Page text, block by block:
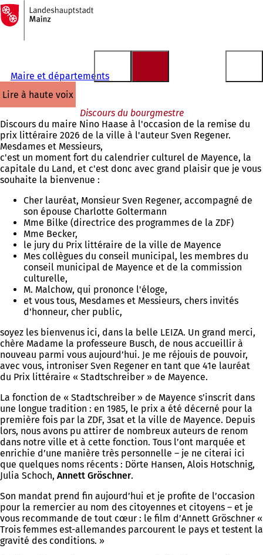
Accéder au contenu
Vers
la
page
d'accueil
Maire et départements
lire à haute voix
Discours du bourgmestre
Discours du maire Nino Haase à l'occasion de la remise du
prix littéraire 2026 de la ville à l'auteur Sven Regener.
Mesdames et Messieurs,
c'est un moment fort du calendrier culturel de Mayence, la
capitale du Land, et c'est donc avec grand plaisir que je vous
souhaite la bienvenue :
Cher lauréat, Monsieur Sven Regener, accompagné de
son épouse Charlotte Goltermann
Mme Bilke (directrice des programmes de la ZDF)
Mme Becker,
le jury du Prix littéraire de la ville de Mayence
Mes collègues du conseil municipal, les membres du
conseil municipal de Mayence et de la commission
culturelle,
M. Malchow, qui prononce l'éloge,
et vous tous, Mesdames et Messieurs, chers invités
d'honneur, cher public,
soyez les bienvenus ici, dans la belle LEIZA. Un grand merci,
chère Madame la professeure Busch, de nous accueillir à
nouveau parmi vous aujourd’hui. Je me réjouis de pouvoir,
avec vous, introniser Sven Regener en tant que 41e lauréat
du Prix littéraire « Stadtschreiber » de Mayence.
La fonction de « Stadtschreiber » de Mayence s’inscrit dans
une longue tradition : en 1985, le prix a été décerné pour la
première fois par la ZDF, 3sat et la ville de Mayence. Depuis
lors, nous avons pu attirer de nombreux auteurs de renom
dans notre ville et à cette fonction. Tous l’ont marquée et
enrichie d’une manière très personnelle – je ne citerai ici
que quelques noms récents : Dörte Hansen, Alois Hotschnig,
Julia Schoch, Annett Gröschner.
Son mandat prend fin aujourd’hui et je profite de l’occasion
pour la remercier au nom des citoyennes et citoyens – et je
vous recommande de tout cœur : le film d’Annett Gröschner «
Trois femmes est-allemandes parcourent le pays et testent la
gravité des conditions. »